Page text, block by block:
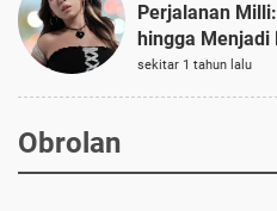
Perjalanan
hingga Menjadi
sekitar 1 tahun lalu
Obrolan